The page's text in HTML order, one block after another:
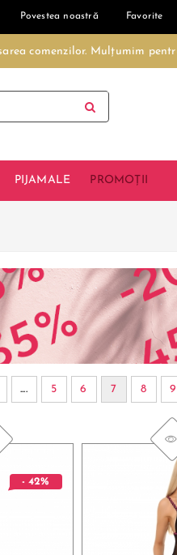
Povestea noastră Favorite
comenzilor. Mulțumim
PIJAMALE PROMOȚII
.... 5 6 7 8 9
- 42%